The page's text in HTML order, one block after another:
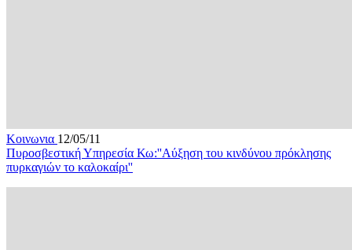
Κοινωνια 12/05/11
Πυροσβεστική Υπηρεσία Κω:''Αύξηση του κινδύνου πρόκλησης
πυρκαγιών το καλοκαίρι''